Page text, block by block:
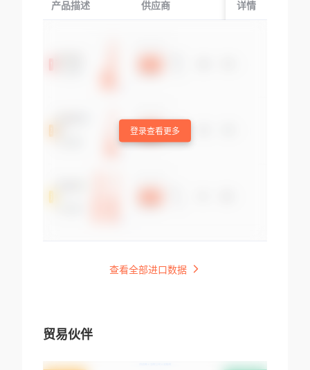
产品描述 供应商 起运国/地区
详情
登录查看更多
查看全部进口数据
贸易伙伴